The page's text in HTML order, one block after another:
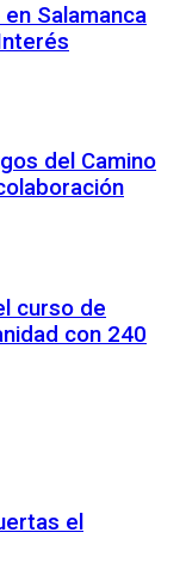
Salamanca
del Camino
curso de
con 240
el